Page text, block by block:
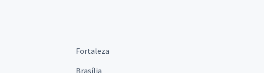
Fortaleza
Brasília